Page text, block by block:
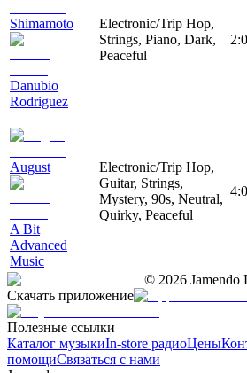
Shimamoto
Danubio
Rodriguez
Electronic/Trip Hop,
Strings, Piano, Dark,
Peaceful
August
A Bit
Advanced
Music
Electronic/Trip Hop,
Guitar, Strings,
Mystery, 90s, Neutral,
Quirky, Peaceful
© 2026 Jamendo
Скачать приложение
Полезные ссылки
Каталог музыкиIn-store радиоЦены
помощиСвязаться с нами